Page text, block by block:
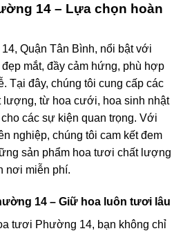
14 – Lựa chọn hoàn
Quận Tân Bình, nổi bật với
mắt, đầy cảm hứng, phù hợp
Tại đây, chúng tôi cung cấp các
lượng, từ hoa cưới, hoa sinh nhật
các sự kiện quan trọng. Với
nghiệp, chúng tôi cam kết đem
sản phẩm hoa tươi chất lượng
nơi miễn phí.
14 – Giữ hoa luôn tươi lâu
tươi Phường 14, bạn không chỉ